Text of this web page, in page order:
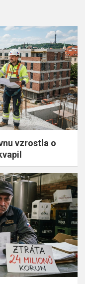
vzrostla o